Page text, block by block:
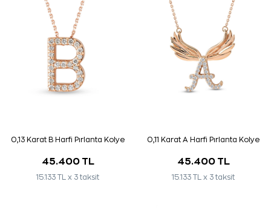
0,13 Karat B Harfi Pırlanta Kolye
45.400 TL
15.133 TL x 3 taksit
0,11 Karat A Harfi Pırlanta Kolye
45.400 TL
15.133 TL x 3 taksit